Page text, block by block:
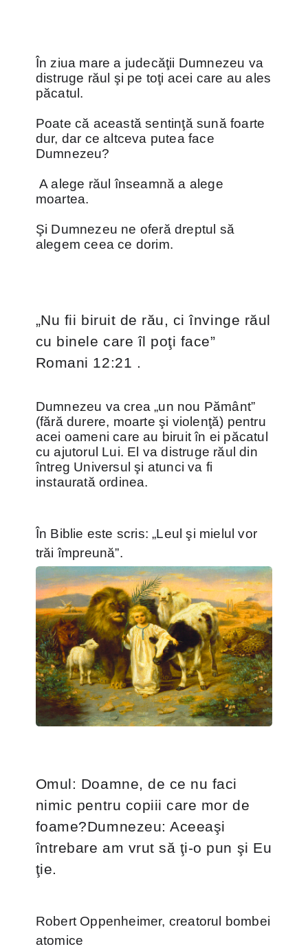
În ziua mare a judecăţii Dumnezeu va
distruge răul şi pe toţi acei care au ales
păcatul.
Poate că această sentinţă sună foarte
dur, dar ce altceva putea face
Dumnezeu?
A alege răul înseamnă a alege
moartea.
Şi Dumnezeu ne oferă dreptul să
alegem ceea ce dorim.
„Nu fii biruit de rău, ci învinge răul
cu binele care îl poţi face”
Romani 12:21 .
Dumnezeu va crea „un nou Pământ”
(fără durere, moarte şi violenţă) pentru
acei oameni care au biruit în ei păcatul
cu ajutorul Lui. El va distruge răul din
întreg Universul şi atunci va fi
instaurată ordinea.
În Biblie este scris: „Leul şi mielul vor
trăi împreună”.
Omul: Doamne, de ce nu faci
nimic pentru copiii care mor de
foame?Dumnezeu: Aceeaşi
întrebare am vrut să ţi-o pun şi Eu
ţie.
Robert Oppenheimer, creatorul bombei
atomice